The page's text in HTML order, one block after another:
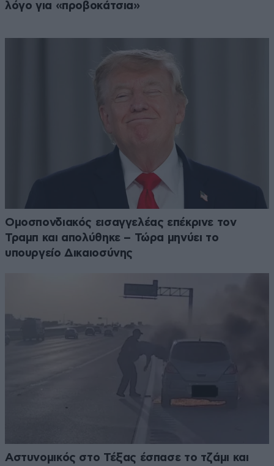
λόγο για «προβοκάτσια»
Ομοσπονδιακός εισαγγελέας επέκρινε τον
Τραμπ και απολύθηκε – Τώρα μηνύει το
υπουργείο Δικαιοσύνης
Αστυνομικός στο Τέξας έσπασε το τζάμι και